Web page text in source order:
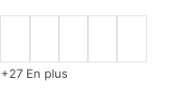
+27 En plus